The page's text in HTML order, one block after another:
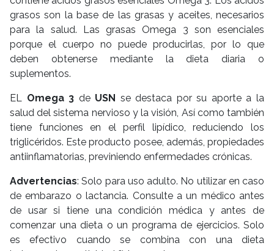
grasos son la base de las grasas y aceites, necesarios
para la salud. Las grasas Omega 3 son esenciales
porque el cuerpo no puede producirlas, por lo que
deben obtenerse mediante la dieta diaria o
suplementos.
EL Omega 3 de USN se destaca por su aporte a la
salud del sistema nervioso y la visión, Así como también
tiene funciones en el perfil lipídico, reduciendo los
triglicéridos. Este producto posee, además, propiedades
antiinflamatorias, previniendo enfermedades crónicas.
Advertencias: Solo para uso adulto. No utilizar en caso
de embarazo o lactancia. Consulte a un médico antes
de usar si tiene una condición médica y antes de
comenzar una dieta o un programa de ejercicios. Solo
es efectivo cuando se combina con una dieta